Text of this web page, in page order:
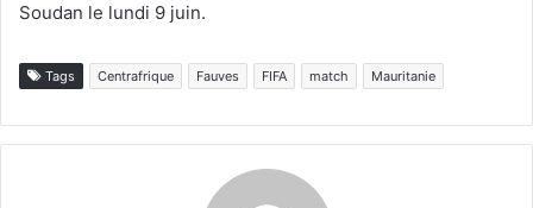
Soudan le lundi 9 juin.
Tags Centrafrique Fauves FIFA match Mauritanie